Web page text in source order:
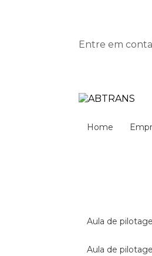
Entre em
Home
aula de
aula de